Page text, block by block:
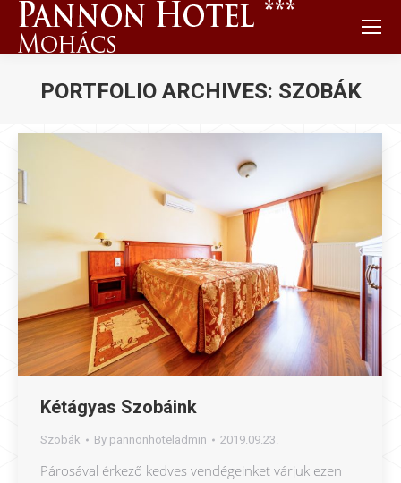
PORTFOLIO ARCHIVES: SZOBÁK
Kétágyas Szobáink
Szobák By pannonhoteladmin 2019.09.23.
Párosával érkező kedves vendégeinket várjuk ezen